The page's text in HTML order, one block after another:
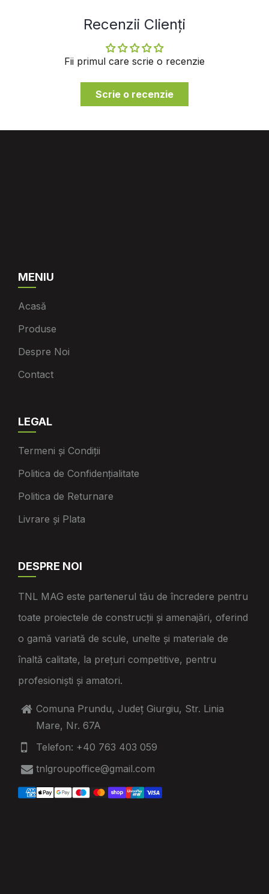
Recenzii Clienți
Fii primul care scrie o recenzie
Scrie o recenzie
MENIU
Acasă
Produse
Despre Noi
Contact
LEGAL
Termeni și Condiții
Politica de Confidențialitate
Politica de Returnare
Livrare și Plata
DESPRE NOI
TNL MAG este partenerul tău de încredere pentru
toate proiectele de construcții și amenajări, oferind
o gamă variată de scule, unelte și materiale de
înaltă calitate, la prețuri competitive, pentru
profesioniști și amatori.
Comuna Prundu, Județ Giurgiu, Str. Linia
Mare, Nr. 67A
Telefon: +40 763 403 059
tnlgroupoffice@gmail.com